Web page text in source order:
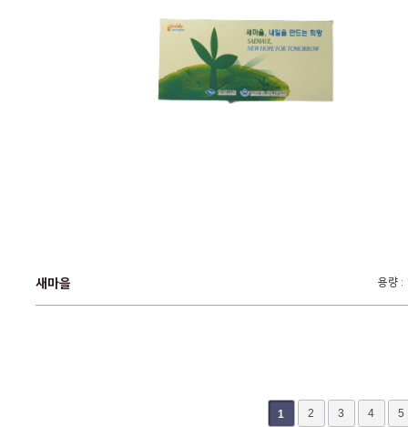
새마을 용량 :
1 2 3 4 5